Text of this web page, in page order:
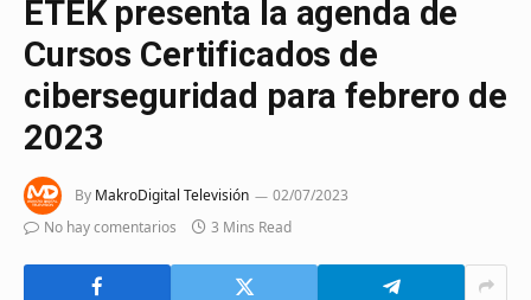
ETEK presenta la agenda de
Cursos Certificados de
ciberseguridad para febrero de
2023
By MakroDigital Televisión
02/07/2023
No hay comentarios
3 Mins Read